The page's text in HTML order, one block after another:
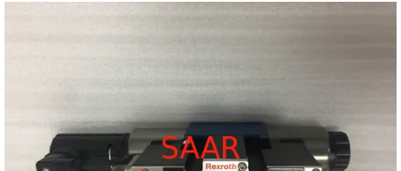
PRIVACY